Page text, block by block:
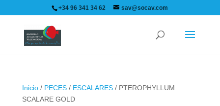
+34 96 341 34 62 sav@socav.com
Inicio/ PECES/ ESCALARES/ PTEROPHYLLUM
SCALARE GOLD